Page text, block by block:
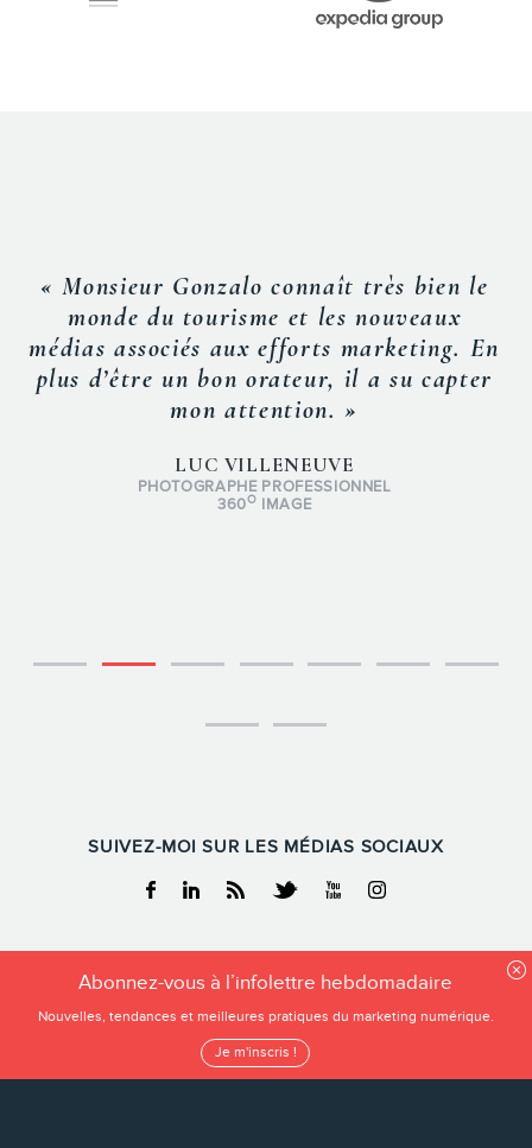
« Monsieur Gonzalo connaît très bien le
monde du tourisme et les nouveaux
médias associés aux efforts marketing. En
plus d’être un bon orateur, il a su capter
mon attention. »
LUC VILLENEUVE
PHOTOGRAPHE PROFESSIONNEL
360O IMAGE
SUIVEZ-MOI SUR LES MÉDIAS SOCIAUX
Facebook
LinkedinRSS TwitterYoutubeInstagram
Frederic Gonzalo 2026
Conditions d’utilisation
Abonnez-vous à l’infolettre hebdomadaire
Nouvelles, tendances et meilleures pratiques du marketing numérique.
Je m'inscris !